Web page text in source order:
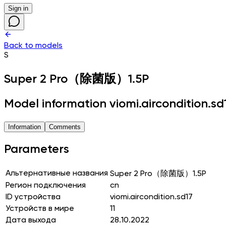
Sign in
Back to models
S
Super 2 Pro（除菌版）1.5P
Model information
Information Comments
Parameters
Альтернативные названия Super 2 Pro（除菌版）1.5P
Регион подключения
cn
ID устройства
viomi.aircondition.sd17
Устройств в мире
11
Дата выхода
28.10.2022